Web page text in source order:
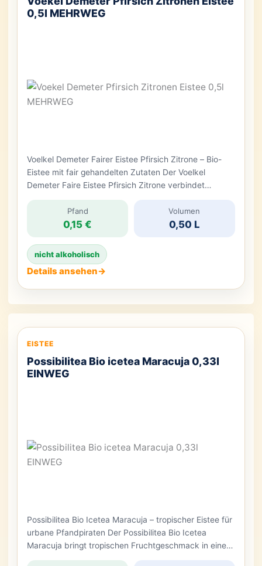
0,5l MEHRWEG
Voelkel Demeter Fairer Eistee Pfirsich Zitrone – Bio-
Eistee mit fair gehandelten Zutaten Der Voelkel
Demeter Faire Eistee Pfirsich Zitrone verbindet
fruchtigem Pfirsichmark und Zitronendirektsaft. Das
vegane Bio-Erfrischungsgetränk besitzt einen
Liter-Mehrwegflasche angeboten. Pfirsich sorgt für
eine angenehm weiche Fruchtnote, während die
Zitrone dem […]
Pfand
0,15 €
Volumen
0,50 L
nicht alkoholisch
Details ansehen→
EISTEE
Possibilitea Bio icetea Maracuja 0,33l
EINWEG
Possibilitea Bio Icetea Maracuja – tropischer Eistee für
urbane Pfandpiraten Der Possibilitea Bio Icetea
Maracuja bringt tropischen Fruchtgeschmack in eine